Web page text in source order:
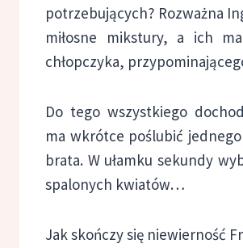
potrzebujących? Rozważna
miłosne mikstury, a ich
chłopczyka,
Do tego wszystkiego
ma wkrótce poślubić
brata. W ułamku sekundy
spalonych kwiatów…
Jak skończy się niewierność